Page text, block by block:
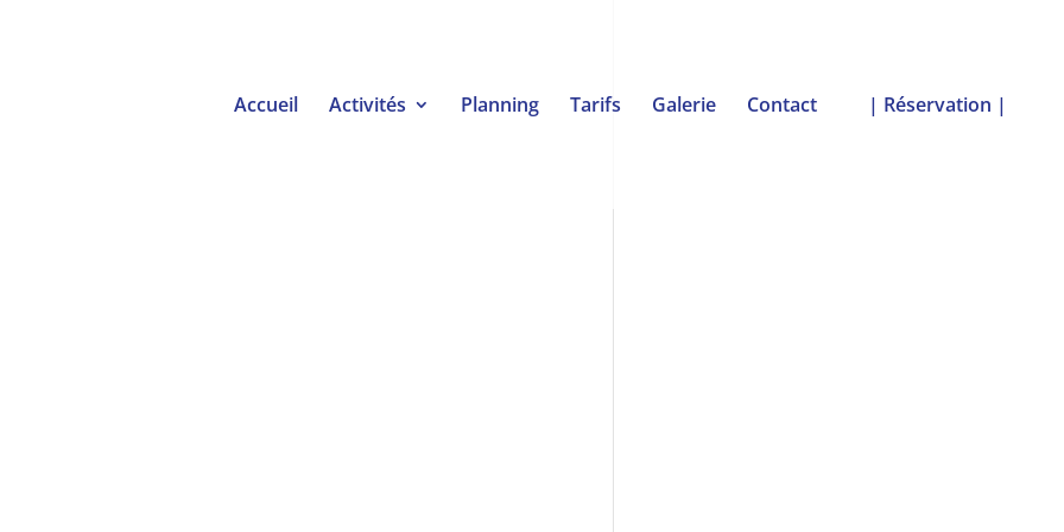
Accueil Activités Planning Tarifs Galerie Contact | Réservation |